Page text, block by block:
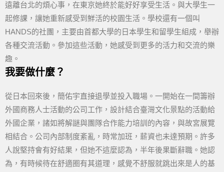
遠離台北的煩心事，在東京她終於能好好享受生活。與大學生一
起修課，讓她重新感受到鮮活的校園生活。學校還有一個叫
HANDS的社團，主要由首都大學的日本學生和留學生組成，舉辦
各種交流活動。參加這些活動，她感受到更多的活力和交流的樂
趣。
我要做什麼？
從日本回來後，簡佑宇直接退學並投入職場。一開始在一間籌辦
外國商務人士活動的公司工作，設計結合臺灣文化景點的活動給
外國企業，諸如將解謎與團隊合作能力培訓的內容，與故宮展覽
相結合。公司內部制度紊亂，時常加班，薪資也未達預期。許多
人說堅持會有好結果，但她不這麼認為，半年後果斷辭職。她認
為，有時候待在舒適圈有其道理，感覺不舒服就跳出來是人的基